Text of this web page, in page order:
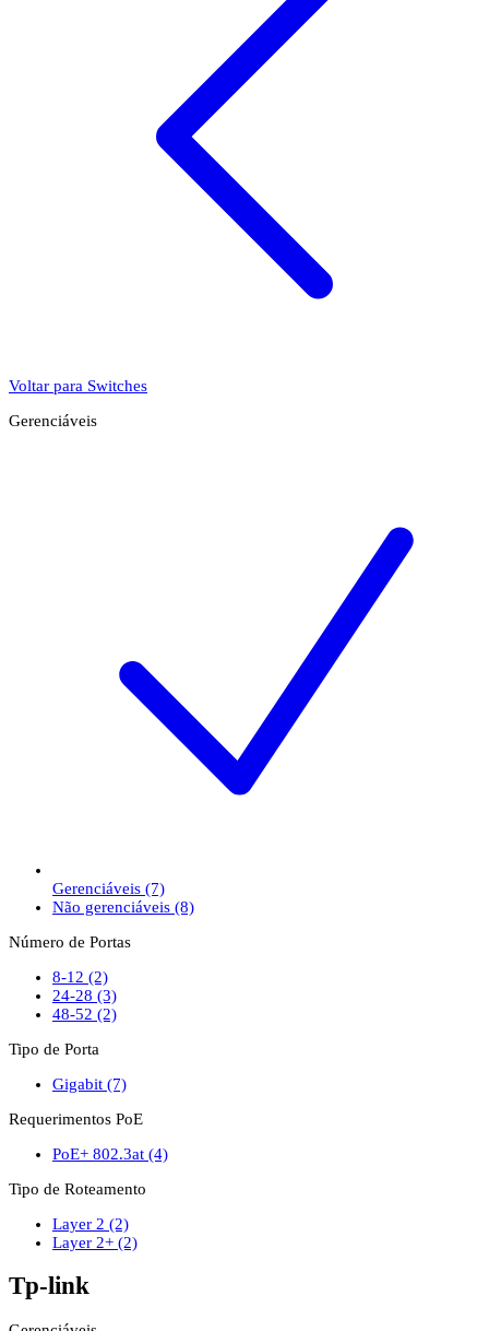
Voltar para Switches
Gerenciáveis
Gerenciáveis (7)
Não gerenciáveis (8)
Número de Portas
8-12 (2)
24-28 (3)
48-52 (2)
Tipo de Porta
Gigabit (7)
Requerimentos PoE
PoE+ 802.3at (4)
Tipo de Roteamento
Layer 2 (2)
Layer 2+ (2)
Tp-link